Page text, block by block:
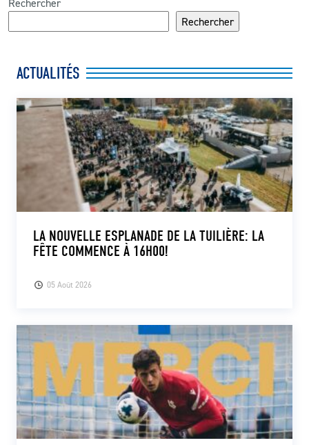
Rechercher
ACTUALITÉS
05 Août 2026
LA NOUVELLE ESPLANADE DE LA TUILIÈRE: LA
FÊTE COMMENCE À 16H00!